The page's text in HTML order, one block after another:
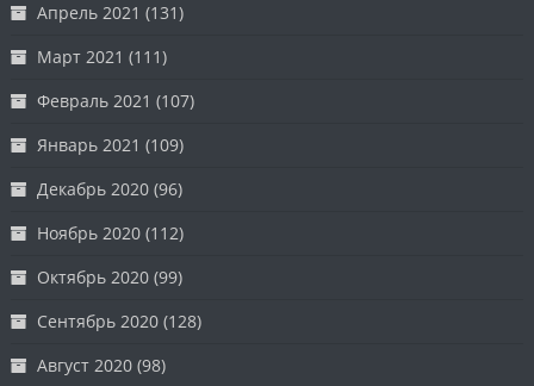
Апрель 2021 (131)
Март 2021 (111)
Февраль 2021 (107)
Январь 2021 (109)
Декабрь 2020 (96)
Ноябрь 2020 (112)
Октябрь 2020 (99)
Сентябрь 2020 (128)
Август 2020 (98)